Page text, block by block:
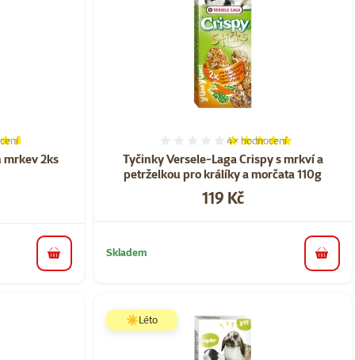
mrkev 2ks
92%, počet hodnocení: 5
do košíku
Tyčinky Versele-Laga Crispy s mrkví a
petrželkou pro králíky a morčata 110g
Hodnocení 100%, počet
4× hodnocení
Cena
119 Kč
Skladem
do
☀️Léto